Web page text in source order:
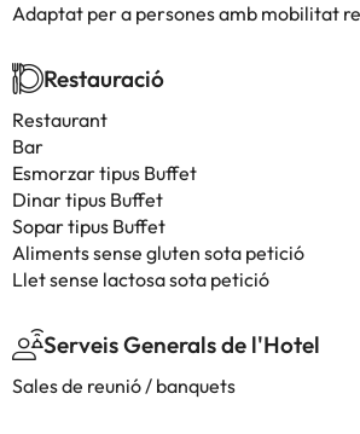
Adaptat per a persones amb mobilitat
Restauració
Restaurant
Bar
Esmorzar tipus Buffet
Dinar tipus Buffet
Sopar tipus Buffet
Aliments sense gluten sota petició
Llet sense lactosa sota petició
Serveis Generals de l'Hotel
Sales de reunió / banquets